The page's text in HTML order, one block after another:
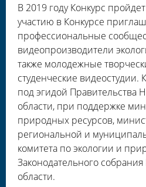
В 2019 году Конкурс
участию в Конкурсе
профессиональные
видеопроизводители
также молодежные
студенческие видеостудии.
под эгидой Правительства
области, при поддержке
природных ресурсов,
региональной и
комитета по экологии и
Законодательного
области.